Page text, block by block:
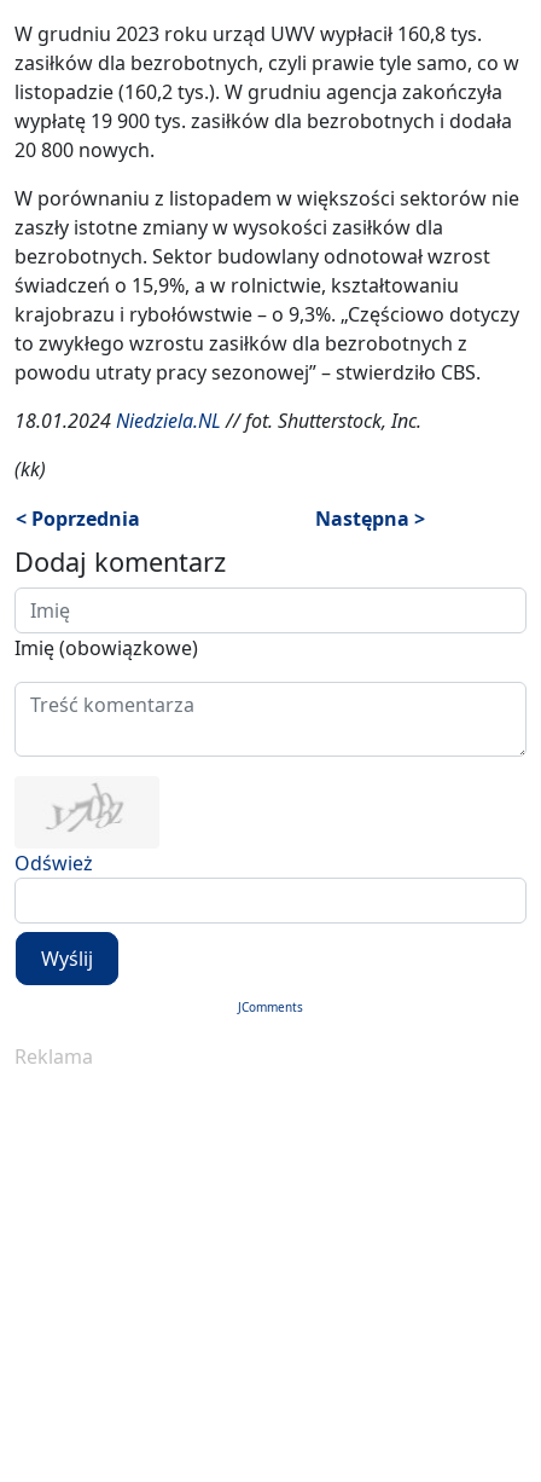
W grudniu 2023 roku urząd UWV wypłacił 160,8 tys.
zasiłków dla bezrobotnych, czyli prawie tyle samo, co w
listopadzie (160,2 tys.). W grudniu agencja zakończyła
wypłatę 19 900 tys. zasiłków dla bezrobotnych i dodała
20 800 nowych.
W porównaniu z listopadem w większości sektorów nie
zaszły istotne zmiany w wysokości zasiłków dla
bezrobotnych. Sektor budowlany odnotował wzrost
świadczeń o 15,9%, a w rolnictwie, kształtowaniu
krajobrazu i rybołówstwie – o 9,3%. „Częściowo dotyczy
to zwykłego wzrostu zasiłków dla bezrobotnych z
powodu utraty pracy sezonowej” – stwierdziło CBS.
18.01.2024Niedziela.NL// fot. Shutterstock, Inc.
(kk)
< Poprzednia
Następna >
Dodaj komentarz
Imię (obowiązkowe)
Odśwież
Wyślij
JComments
Reklama